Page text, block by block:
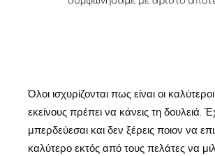
Όλοι ισχυρίζονται πως είναι οι
εκείνους πρέπει να κάνεις τη δουλειά.
μπερδεύεσαι και δεν ξέρεις ποιον να
καλύτερο εκτός από τους πελάτες να